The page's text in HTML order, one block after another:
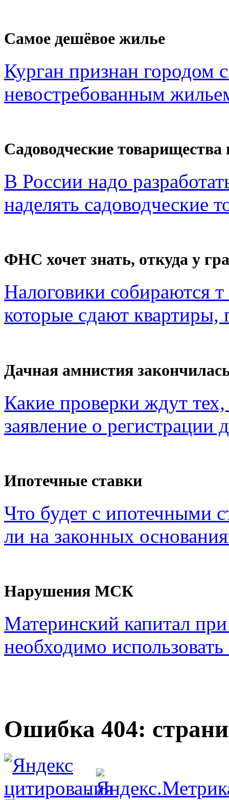
Самое дешёвое жилье
Курган признан
невостребованным
Садоводческие
В России надо
наделять садоводческие
ФНС хочет знать, откуда у
Налоговики собираются
которые сдают квартиры,
Дачная амнистия
Какие проверки ждут
заявление о регистрации
Ипотечные ставки
Что будет с ипотечными
ли на законных
Нарушения МСК
Материнский капитал
необходимо использовать
Ошибка 404:
.